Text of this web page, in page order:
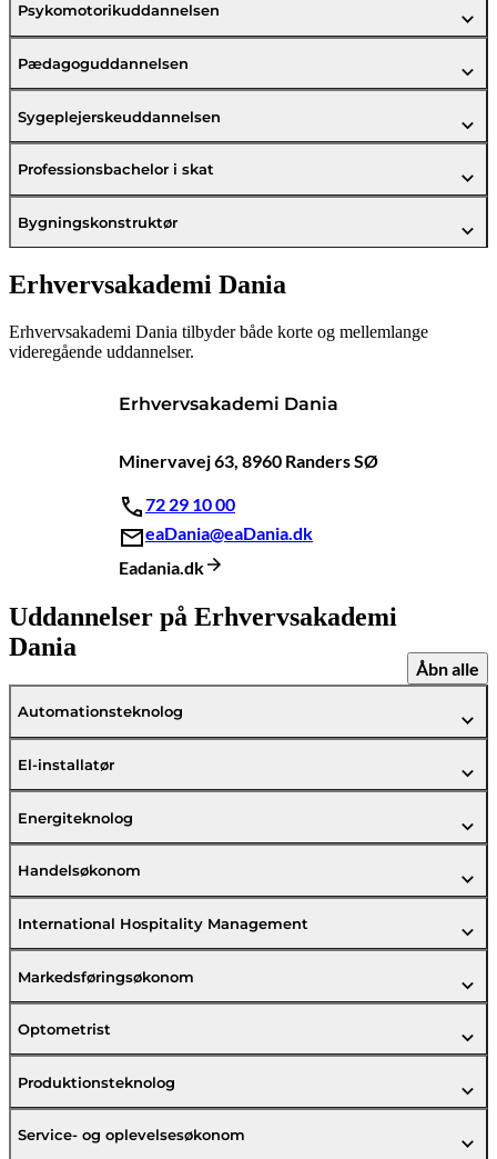
Psykomotorikuddannelsen
Pædagoguddannelsen
Sygeplejerskeuddannelsen
Professionsbachelor i skat
Bygningskonstruktør
Erhvervsakademi Dania
Erhvervsakademi Dania tilbyder både korte og mellemlange
videregående uddannelser.
Erhvervsakademi Dania
Minervavej 63, 8960 Randers SØ
72 29 10 00
eaDania@eaDania.dk
Eadania.dk
Uddannelser på Erhvervsakademi
Dania
Åbn alle
Automationsteknolog
El-installatør
Energiteknolog
Handelsøkonom
International Hospitality Management
Markedsføringsøkonom
Optometrist
Produktionsteknolog
Service- og oplevelsesøkonom